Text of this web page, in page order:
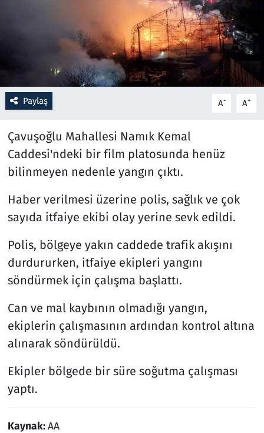
Paylaş A- A+
Çavuşoğlu Mahallesi Namık Kemal
Caddesi'ndeki bir film platosunda henüz
bilinmeyen nedenle yangın çıktı.
Haber verilmesi üzerine polis, sağlık ve çok
sayıda itfaiye ekibi olay yerine sevk edildi.
Polis, bölgeye yakın caddede trafik akışını
durdururken, itfaiye ekipleri yangını
söndürmek için çalışma başlattı.
Can ve mal kaybının olmadığı yangın,
ekiplerin çalışmasının ardından kontrol altına
alınarak söndürüldü.
Ekipler bölgede bir süre soğutma çalışması
yaptı.
Kaynak:AA
Resmi İlanlar
Rüya Tabirleri
Sağlık
Savunma Sanayi
Seçim 2023
Spor
Televizyon